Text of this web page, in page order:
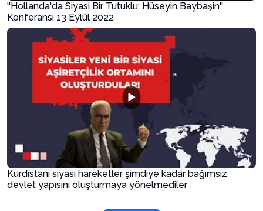
''Hollanda'da Siyasi Bir Tutuklu: Hüseyin Baybaşin''
Konferansı 13 Eylül 2022
▶
Kurdîstani siyasi hareketler şimdiye kadar bağımsız
devlet yapısını oluşturmaya yönelmediler